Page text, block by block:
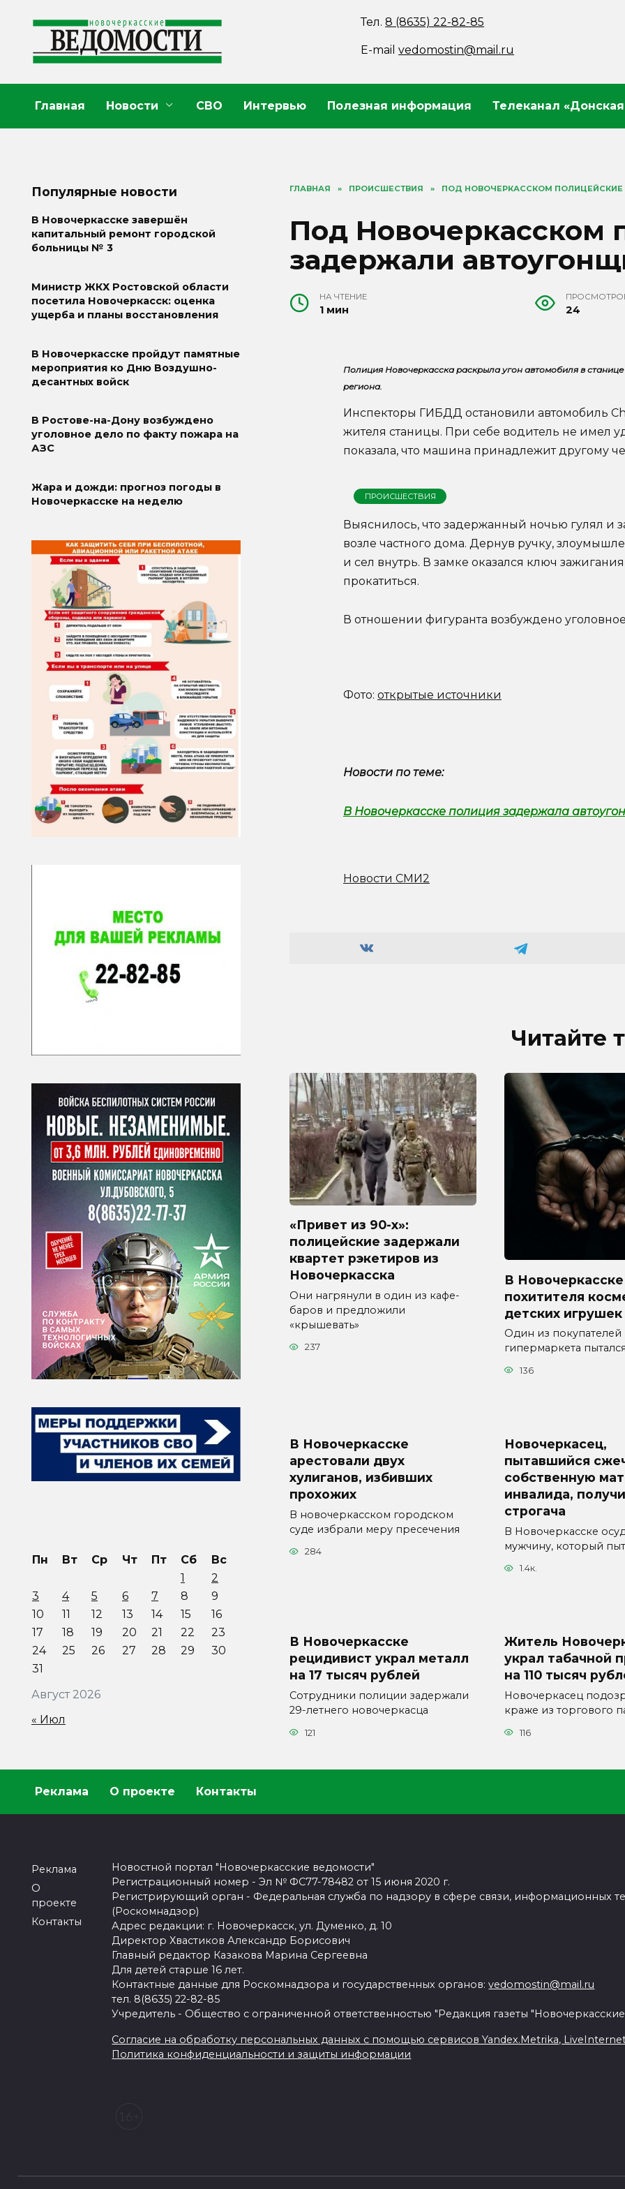
содержанию
Тел.8 (8635) 22-82-85
E-mailvedomostin@mail.ru
Главная Новости СВО Интервью Полезная информация Телеканал
ГЛАВНАЯ » ПРОИСШЕСТВИЯ » ПОД НОВОЧЕРКАССКОМ
Под Новочеркасском
задержали
НА ЧТЕНИЕ
1 мин 24
Полиция Новочеркасска раскрыла угон автомобиля в
региона.
Инспекторы ГИБДД остановили автомобиль
жителя станицы. При себе водитель не имел
показала, что машина принадлежит другому
ПРОИСШЕСТВИЯ
Выяснилось, что задержанный ночью гулял и
возле частного дома. Дернув ручку,
и сел внутрь. В замке оказался ключ
прокатиться.
В отношении фигуранта возбуждено
Фото: открытые источники
Новости по теме:
В Новочеркасске полиция задержала
Новости СМИ2
Читайте
«Привет из 90-х»:
полицейские задержали
квартет рэкетиров из
Новочеркасска
Они нагрянули в один из кафе-
баров и предложили
«крышевать»
237
В
похитителя
детских игрушек
Один из покупателей
гипермаркета
136
В Новочеркасске
арестовали двух
хулиганов, избивших
прохожих
В новочеркасском городском
суде избрали меру пресечения
284
Новочеркасец,
пытавшийся
собственную
инвалида,
строгача
В Новочеркасске
мужчину, который
1.4к.
В Новочеркасске
рецидивист украл металл
на 17 тысяч рублей
Сотрудники полиции задержали
29-летнего новочеркасца
121
Житель
украл табачной
на 110 тысяч
Новочеркасец
краже из торгового
116
Популярные новости
В Новочеркасске завершён
капитальный ремонт городской
больницы № 3
Министр ЖКХ Ростовской области
посетила Новочеркасск: оценка
ущерба и планы восстановления
В Новочеркасске пройдут памятные
мероприятия ко Дню Воздушно-
десантных войск
В Ростове-на-Дону возбуждено
уголовное дело по факту пожара на
АЗС
Жара и дожди: прогноз погоды в
Новочеркасске на неделю
Август 2026
Пн Вт Ср Чт Пт Сб
Вс
1
2
3
4 5 6 7 8
9
10
11 12 13 14 15
16
17
18 19 20 21 22
23
24
25 26 27 28 29
30
31
« Июл
Реклама О проекте Контакты
Реклама
О
проекте
Контакты
Новостной портал "Новочеркасские ведомости"
Регистрационный номер - Эл № ФС77-78482 от 15 июня 2020 г.
Регистрирующий орган - Федеральная служба по надзору в сфере связи, информационных
(Роскомнадзор)
Адрес редакции: г. Новочеркасск, ул. Думенко, д. 10
Директор Хвастиков Александр Борисович
Главный редактор Казакова Марина Сергеевна
Для детей старше 16 лет.
Контактные данные для Роскомнадзора и государственных органов:vedomostin@mail.ru
тел. 8(8635) 22-82-85
Учредитель - Общество с ограниченной ответственностью "Редакция газеты
Согласие на обработку персональных данных с помощью сервисов Yandex.Metrika,
Политика конфиденциальности и защиты информации